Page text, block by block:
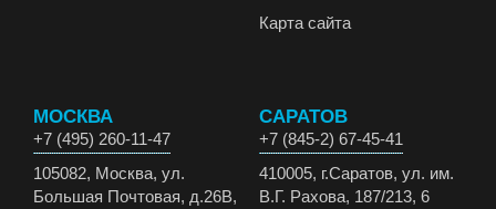
Карта сайта
МОСКВА
+7 (495) 260-11-47
105082, Москва, ул.
Большая Почтовая, д.26В,
САРАТОВ
+7 (845-2) 67-45-41
410005, г.Саратов, ул. им.
В.Г. Рахова, 187/213, 6